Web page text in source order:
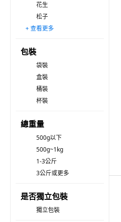
花生
松子
銀杏
栗子
巴西堅果
可可豆碎
印加果
腰果
開心果
夏威夷果
胡桃
南瓜子
葵花子
橡實
榛果
其他
+ 查看更多
包裝
袋裝
盒裝
桶裝
杯裝
總重量
500g以下
500g~1kg
1-3公斤
3公斤或更多
是否獨立包裝
獨立包裝